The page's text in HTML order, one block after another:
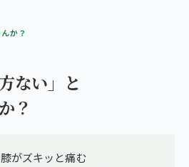
か？
ない」と
？
がズキッと痛む